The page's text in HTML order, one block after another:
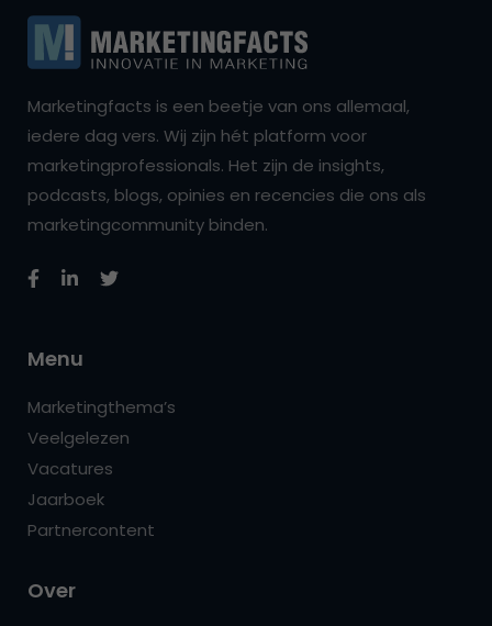
Marketingfacts is een beetje van ons allemaal,
iedere dag vers. Wij zijn hét platform voor
marketingprofessionals. Het zijn de insights,
podcasts, blogs, opinies en recencies die ons als
marketingcommunity binden.
Menu
Marketingthema’s
Veelgelezen
Vacatures
Jaarboek
Partnercontent
Over